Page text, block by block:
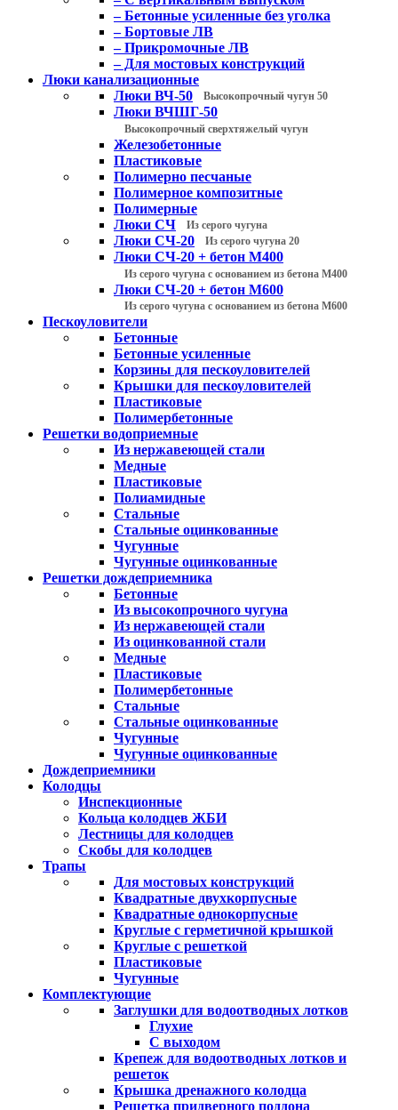
– Бетонные усиленные без уголка
– Бортовые ЛВ
– Прикромочные ЛВ
– Для мостовых конструкций
Люки канализационные
Люки ВЧ-50
Высокопрочный чугун 50
Люки ВЧШГ-50
Высокопрочный сверхтяжелый чугун
Железобетонные
Пластиковые
Полимерно песчаные
Полимерное композитные
Полимерные
Люки СЧ
Из серого чугуна
Люки СЧ-20 Из серого чугуна 20
Люки СЧ-20 + бетон М400
Из серого чугуна с основанием из бетона М400
Люки СЧ-20 + бетон М600
Из серого чугуна с основанием из бетона М600
Пескоуловители
Бетонные
Бетонные усиленные
Корзины для пескоуловителей
Крышки для пескоуловителей
Пластиковые
Полимербетонные
Решетки водоприемные
Из нержавеющей стали
Медные
Пластиковые
Полиамидные
Стальные
Стальные оцинкованные
Чугунные
Чугунные оцинкованные
Решетки дождеприемника
Бетонные
Из высокопрочного чугуна
Из нержавеющей стали
Из оцинкованной стали
Медные
Пластиковые
Полимербетонные
Стальные
Стальные оцинкованные
Чугунные
Чугунные оцинкованные
Дождеприемники
Колодцы
Инспекционные
Кольца колодцев ЖБИ
Лестницы для колодцев
Скобы для колодцев
Трапы
Для мостовых конструкций
Квадратные двухкорпусные
Квадратные однокорпусные
Круглые с герметичной крышкой
Круглые с решеткой
Пластиковые
Чугунные
Комплектующие
Заглушки для водоотводных лотков
Глухие
С выходом
Крепеж для водоотводных лотков и
решеток
Крышка дренажного колодца
Решетка придверного поддона